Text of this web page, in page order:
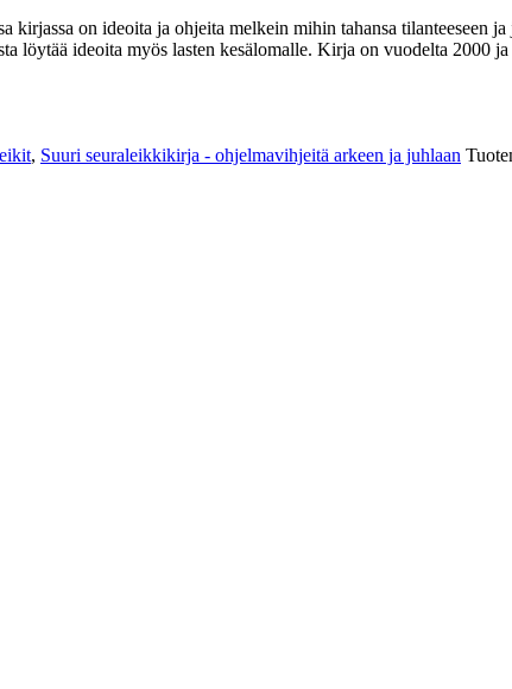
kirjassa on ideoita ja ohjeita melkein mihin tahansa tilanteeseen
löytää ideoita myös lasten kesälomalle. Kirja on vuodelta 2000
, Suuri seuraleikkikirja - ohjelmavihjeitä arkeen ja juhlaan